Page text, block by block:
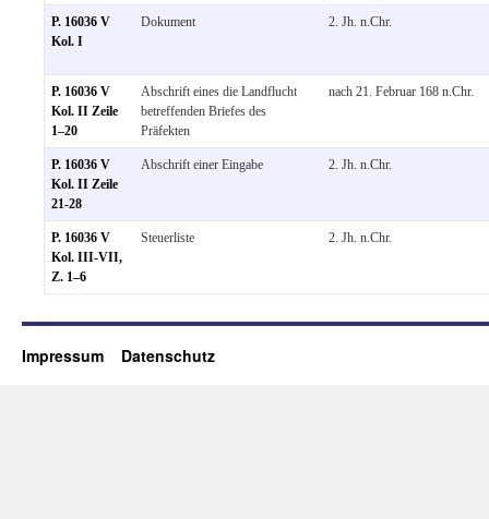
P. 16036 V
Kol. I
Dokument 2. Jh. n.Chr.
P. 16036 V
Kol. II Zeile
1–20
Abschrift eines die Landflucht
betreffenden Briefes des
Präfekten
nach 21. Februar 168 n.Chr.
P. 16036 V
Kol. II Zeile
21-28
Abschrift einer Eingabe 2. Jh. n.Chr.
P. 16036 V
Kol. III-VII,
Z. 1–6
Steuerliste 2. Jh. n.Chr.
Impressum Datenschutz